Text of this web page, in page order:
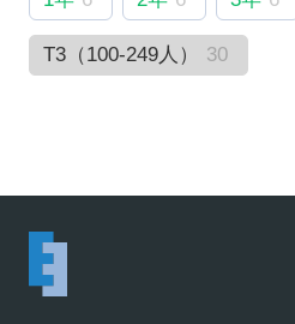
T3（100-249人） 30